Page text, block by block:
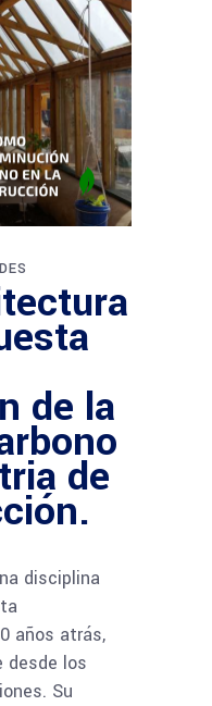
de la
de
disciplina
años atrás,
desde los
Su